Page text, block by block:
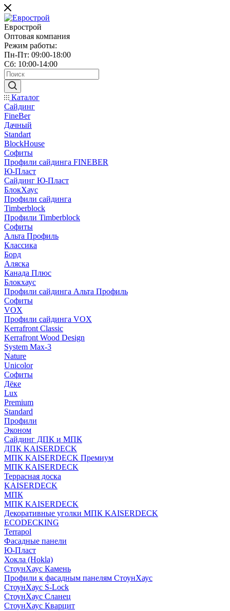
Еврострой
Оптовая компания
Режим работы:
Пн-Пт: 09:00-18:00
Сб: 10:00-14:00
Каталог
Сайдинг
FineBer
Дачный
Standart
BlockHouse
Софиты
Профили сайдинга FINEBER
Ю-Пласт
Сайдинг Ю-Пласт
БлокХаус
Профили сайдинга
Timberblock
Профили Timberblock
Софиты
Альта Профиль
Классика
Борд
Аляска
Канада Плюс
Блокхаус
Профили сайдинга Альта Профиль
Софиты
VOX
Профили сайдинга VOX
Kerrafront Classic
Kerrafront Wood Design
System Max-3
Nature
Unicolor
Софиты
Дёке
Lux
Premium
Standard
Профили
Эконом
Сайдинг ДПК и МПК
ДПК KAISERDECK
МПК KAISERDECK Премиум
МПК KAISERDECK
Террасная доска
KAISERDECK
МПК
МПК KAISERDECK
Декоративные уголки МПК KAISERDECK
ECODECKING
Terrapol
Фасадные панели
Ю-Пласт
Хокла (Hokla)
СтоунХаус Камень
Профили к фасадным панелям СтоунХаус
СтоунХаус S-Lock
СтоунХаус Сланец
СтоунХаус Кварцит